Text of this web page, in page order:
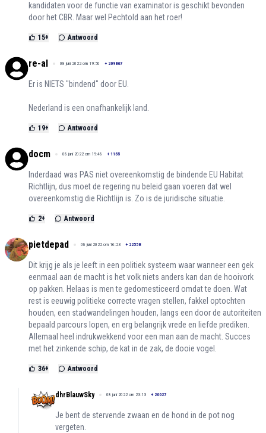
kandidaten voor de functie van examinator is geschikt bevonden
door het CBR. Maar wel Pechtold aan het roer!
15+ Antwoord
re-al 08 juni 2022 om 19:50 + 209867
Er is NIETS "bindend" door EU.
Nederland is een onafhankelijk land.
19+ Antwoord
docm 08 juni 2022 om 19:48 + 1155
Inderdaad was PAS niet overeenkomstig de bindende EU Habitat
Richtlijn, dus moet de regering nu beleid gaan voeren dat wel
overeenkomstig die Richtlijn is. Zo is de juridische situatie.
2+ Antwoord
pietdepad 08 juni 2022 om 16:23 + 22558
Dit krijg je als je leeft in een politiek systeem waar wanneer een gek
eenmaal aan de macht is het volk niets anders kan dan de hooivork
op pakken. Helaas is men te gedomesticeerd omdat te doen. Wat
rest is eeuwig politieke correcte vragen stellen, fakkel optochten
houden, een stadwandelingen houden, langs een door de autoriteiten
bepaald parcours lopen, en erg belangrijk vrede en liefde prediken.
Allemaal heel indrukwekkend voor een man aan de macht. Succes
met het zinkende schip, de kat in de zak, de dooie vogel.
36+ Antwoord
dhrBlauwSky 08 juni 2022 om 23:13 + 20027
Je bent de stervende zwaan en de hond in de pot nog
vergeten.